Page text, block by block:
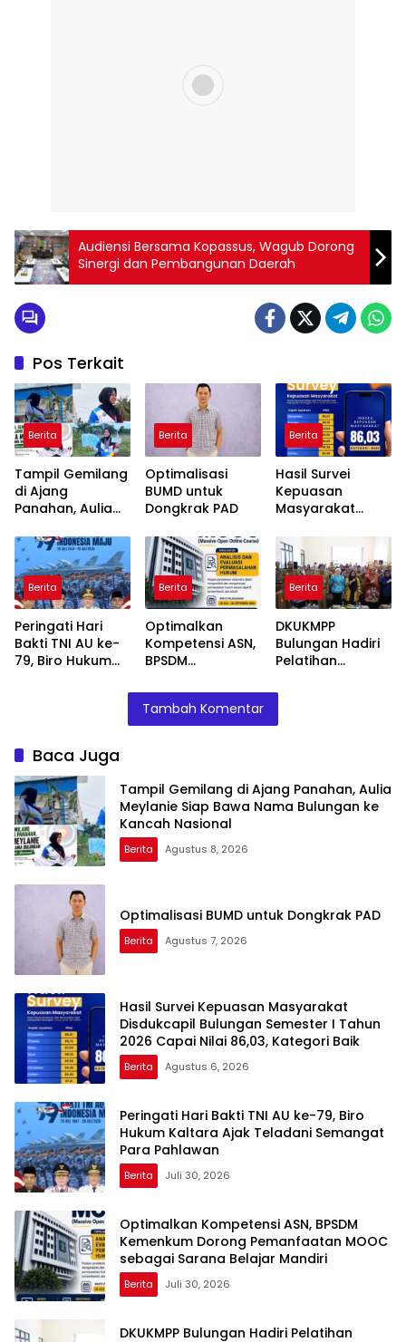
Audiensi Bersama Kopassus, Wagub Dorong
Sinergi dan Pembangunan Daerah
Pos Terkait
Berita
Tampil Gemilang
di Ajang
Panahan, Aulia
Bawa Nama
Bulungan ke
Kancah Nasional
Berita
Optimalisasi
BUMD untuk
Dongkrak PAD
Berita
Hasil Survei
Kepuasan
Masyarakat
Bulungan
Semester I Tahun
2026 Capai Nilai
86,03, Kategori
Baik
Berita
Peringati Hari
Bakti TNI AU ke-
79, Biro Hukum
Berita
Optimalkan
Kompetensi ASN,
BPSDM
Dorong
Pemanfaatan
MOOC sebagai
Berita
DKUKMPP
Bulungan Hadiri
Pelatihan
Lingkungan yang
Disperindagkop
Kelas
Tambah Komentar
Baca Juga
Tampil Gemilang di Ajang Panahan, Aulia
Meylanie Siap Bawa Nama Bulungan ke
Kancah Nasional
Berita Agustus 8, 2026
Optimalisasi BUMD untuk Dongkrak PAD
Berita Agustus 7, 2026
Hasil Survei Kepuasan Masyarakat
Disdukcapil Bulungan Semester I Tahun
2026 Capai Nilai 86,03, Kategori Baik
Berita Agustus 6, 2026
Peringati Hari Bakti TNI AU ke-79, Biro
Hukum Kaltara Ajak Teladani Semangat
Para Pahlawan
Berita Juli 30, 2026
Optimalkan Kompetensi ASN, BPSDM
Kemenkum Dorong Pemanfaatan MOOC
sebagai Sarana Belajar Mandiri
Berita Juli 30, 2026
DKUKMPP Bulungan Hadiri Pelatihan